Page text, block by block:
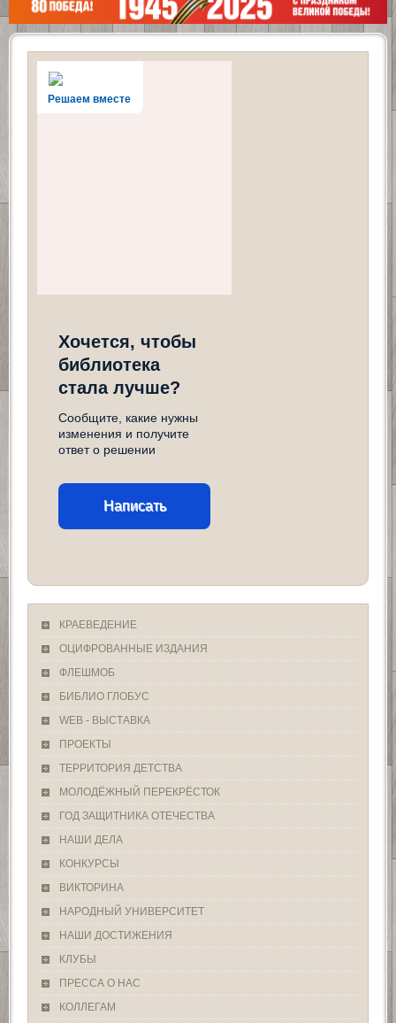
Решаем вместе
Хочется, чтобы
библиотека
стала лучше?
Сообщите, какие нужны
изменения и получите
ответ о решении
Написать
КРАЕВЕДЕНИЕ
ОЦИФРОВАННЫЕ ИЗДАНИЯ
ФЛЕШМОБ
БИБЛИО ГЛОБУС
WEB - ВЫСТАВКА
ПРОЕКТЫ
ТЕРРИТОРИЯ ДЕТСТВА
МОЛОДЁЖНЫЙ ПЕРЕКРЁСТОК
ГОД ЗАЩИТНИКА ОТЕЧЕСТВА
НАШИ ДЕЛА
КОНКУРСЫ
ВИКТОРИНА
НАРОДНЫЙ УНИВЕРСИТЕТ
НАШИ ДОСТИЖЕНИЯ
КЛУБЫ
ПРЕССА О НАС
КОЛЛЕГАМ